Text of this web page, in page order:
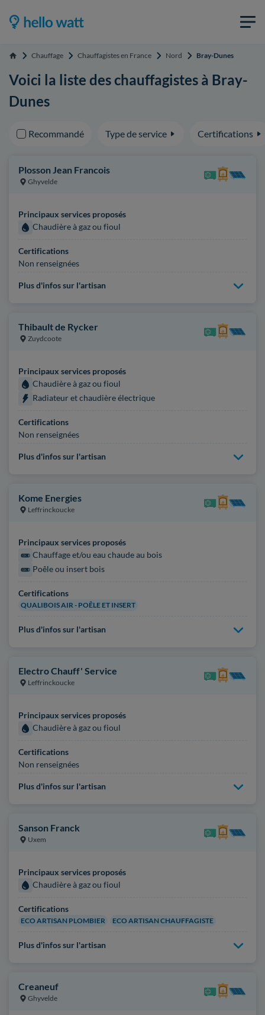
Accueil Chauffage Chauffagistes en France Nord Bray-Dunes
Voici la liste des chauffagistes à Bray-
Dunes
Recommandé Type de service Certifications
Plosson Jean Francois
Ghyvelde
Principaux services proposés
Chaudière à gaz ou fioul
Certifications
Non renseignées
Plus d'infos sur l'artisan
Thibault de Rycker
Zuydcoote
Principaux services proposés
Chaudière à gaz ou fioul
Radiateur et chaudière électrique
Certifications
Non renseignées
Plus d'infos sur l'artisan
Kome Energies
Leffrinckoucke
Principaux services proposés
Chauffage et/ou eau chaude au bois
Poêle ou insert bois
Certifications
QUALIBOIS AIR - POÊLE ET INSERT
Plus d'infos sur l'artisan
Electro Chauff' Service
Leffrinckoucke
Principaux services proposés
Chaudière à gaz ou fioul
Certifications
Non renseignées
Plus d'infos sur l'artisan
Sanson Franck
Uxem
Principaux services proposés
Chaudière à gaz ou fioul
Certifications
ECO ARTISAN PLOMBIER ECO ARTISAN CHAUFFAGISTE
Plus d'infos sur l'artisan
Creaneuf
Ghyvelde